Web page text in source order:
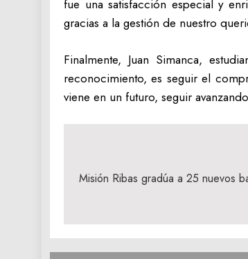
fue una satisfacción especial y
gracias a la gestión de nuestro
Finalmente, Juan Simanca,
reconocimiento, es seguir el
viene en un futuro, seguir
de
Misión Ribas gradúa a 25 nuevos